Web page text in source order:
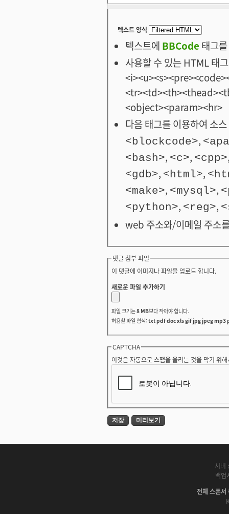
텍스트 양식
텍스트에 BBCode태그
사용할 수 있는 HTML
<object><param><hr>
다음 태그를 이용하여 소
<blockcode>,
<bash>, <c>, <cpp>
<gdb>, <html>,
<make>, <mysql>,
<python>, <reg>,
web 주소와/이메일 주소
댓글 첨부 파일
이 댓글에 이미지나 파일을 업로드 합니다.
새로운 파일 추가하기
파일 크기는8 MB보다 작아야 합니다.
허용할 파일 형식: txt pdf doc xls gif jpg jpeg mp3
CAPTCHA
이것은 자동으로 스팸을 올리는 것을 막기 위
서버
백업
전체 스폰서